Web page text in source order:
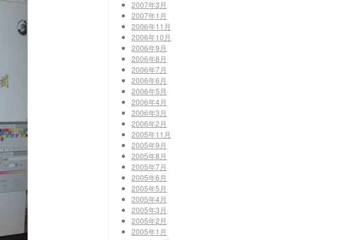
2007年3月
2007年1月
2006年11月
2006年10月
2006年9月
2006年8月
2006年7月
2006年6月
2006年5月
2006年4月
2006年3月
2006年2月
2005年11月
2005年9月
2005年8月
2005年7月
2005年6月
2005年5月
2005年4月
2005年3月
2005年2月
2005年1月